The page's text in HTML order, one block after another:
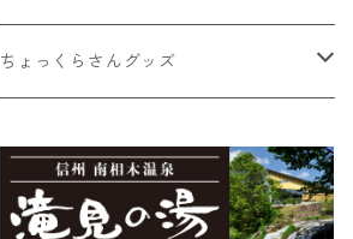
市兵衛そば（3袋入り）
もろこしスープ（ドライ）
食べるビーツドレッシング（大）
飲料類
蕎麦珈琲「実ト豆」（ビン）
Moccai・ストラップ
Moccai・48ピースパック
シナノユキマスグッズ
シナノユキマス・フィギュア
御座山ピンバッジ
滝見の湯オリジナルグッズ
NANGA × MINAMIAIKI
ちょっくらさんグッズ
グレイ
ちょっくらさん・クリアファイル